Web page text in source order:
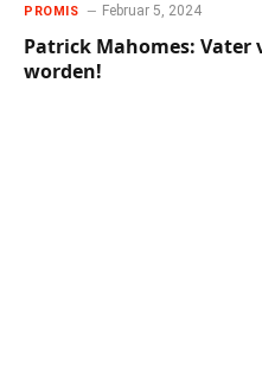
PROMIS Februar 5, 2024
Patrick Mahomes: Vater
worden!